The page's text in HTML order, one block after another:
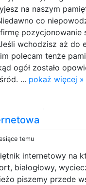
na naszym
co
pozycjonowanie
wchodzisz aż do
polecam tenże
ogół zostało
... pokaż więcej »
temu
internetowy na
białogłowy,
piszemy przede